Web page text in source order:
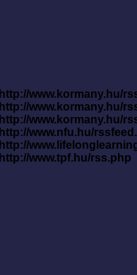
http://www.kormany.hu/
http://www.kormany.hu/
http://www.kormany.hu/
http://www.nfu.hu/
http://
http://www.tpf.hu/rss.php